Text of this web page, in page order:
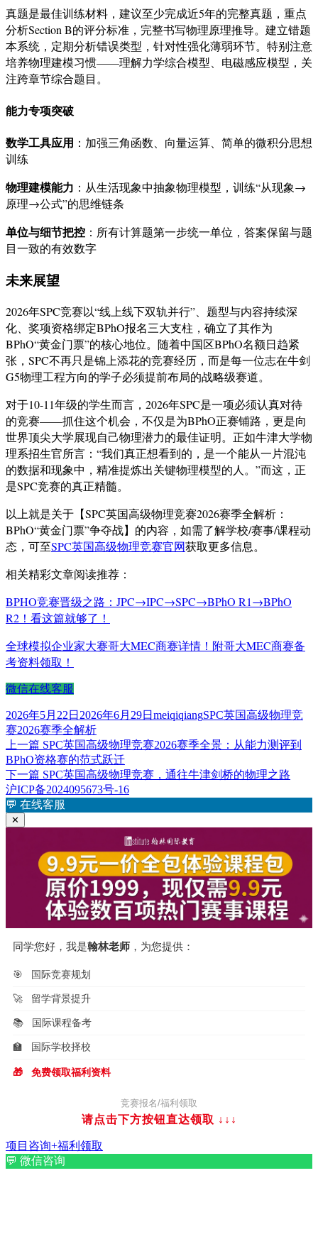
真题是最佳训练材料，建议至少完成近5年的完整真题，重点
分析Section B的评分标准，完整书写物理原理推导。建立错题
本系统，定期分析错误类型，针对性强化薄弱环节。特别注意
培养物理建模习惯——理解力学综合模型、电磁感应模型，关
注跨章节综合题目。
能力专项突破
数学工具应用 ：加强三角函数、向量运算、简单的微积分思想
训练
物理建模能力 ：从生活现象中抽象物理模型，训练“从现象→
原理→公式”的思维链条
单位与细节把控 ：所有计算题第一步统一单位，答案保留与题
目一致的有效数字
未来展望
2026年SPC竞赛以“线上线下双轨并行”、题型与内容持续深
化、奖项资格绑定BPhO报名三大支柱，确立了其作为
BPhO“黄金门票”的核心地位。随着中国区BPhO名额日趋紧
张，SPC不再只是锦上添花的竞赛经历，而是每一位志在牛剑
G5物理工程方向的学子必须提前布局的战略级赛道。
对于10-11年级的学生而言，2026年SPC是一项必须认真对待
的竞赛——抓住这个机会，不仅是为BPhO正赛铺路，更是向
世界顶尖大学展现自己物理潜力的最佳证明。正如牛津大学物
理系招生官所言：“我们真正想看到的，是一个能从一片混沌
的数据和现象中，精准提炼出关键物理模型的人。”而这，正
是SPC竞赛的真正精髓。
以上就是关于【SPC英国高级物理竞赛2026赛季全解析：
BPhO“黄金门票”争夺战】的内容，如需了解学校/赛事/课程动
态，可至SPC英国高级物理竞赛官网获取更多信息。
相关精彩文章阅读推荐：
BPHO竞赛晋级之路：JPC→IPC→SPC→BPhO R1→BPhO
R2！看这篇就够了！
全球模拟企业家大赛哥大MEC商赛详情！附哥大MEC商赛备
考资料领取！
微信在线客服
发
布
于
2026年5月22日 2026年6月29日 作
meiqiqiang标
SPC英国高级物理竞
赛2026赛季全解析
文
章
导
航
上一篇 上
篇
文
章：
SPC英国高级物理竞赛2026赛季全景：从能力测评到
BPhO资格赛的范式跃迁
下一篇 下
篇
文
SPC英国高级物理竞赛，通往牛津剑桥的物理之路
沪ICP备2024095673号-16
💬 在线客服
✕
同学您好，我是翰林老师 ，为您提供：
🎯 国际竞赛规划
🚀 留学背景提升
📚 国际课程备考
🏫 国际学校择校
🎁 免费领取福利资料
竞赛报名/福利领取
请点击下方按钮直达领取 ↓↓↓
项目咨询+福利领取
💬 微信咨询